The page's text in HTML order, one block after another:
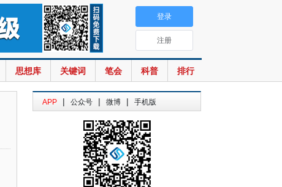
思想库 关键词 笔会 科普 排行
登录
注册
APP | 公众号 | 微博 | 手机版